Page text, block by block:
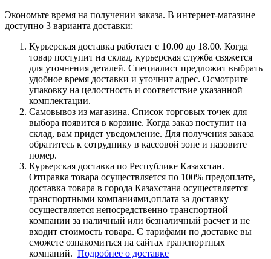
Экономьте время на получении заказа. В интернет-магазине
доступно 3 варианта доставки:
Курьерская доставка работает с 10.00 до 18.00. Когда
товар поступит на склад, курьерская служба свяжется
для уточнения деталей. Специалист предложит выбрать
удобное время доставки и уточнит адрес. Осмотрите
упаковку на целостность и соответствие указанной
комплектации.
Самовывоз из магазина. Список торговых точек для
выбора появится в корзине. Когда заказ поступит на
склад, вам придет уведомление. Для получения заказа
обратитесь к сотруднику в кассовой зоне и назовите
номер.
Курьерская доставка по Республике Казахстан.
Отправка товара осуществляется по 100% предоплате,
доставка товара в города Казахстана осуществляется
транспортными компаниями,оплата за доставку
осуществляется непосредственно транспортной
компании за наличный или безналичный расчет и не
входит стоимость товара. С тарифами по доставке вы
сможете ознакомиться на сайтах транспортных
компаний. Подробнее о доставке